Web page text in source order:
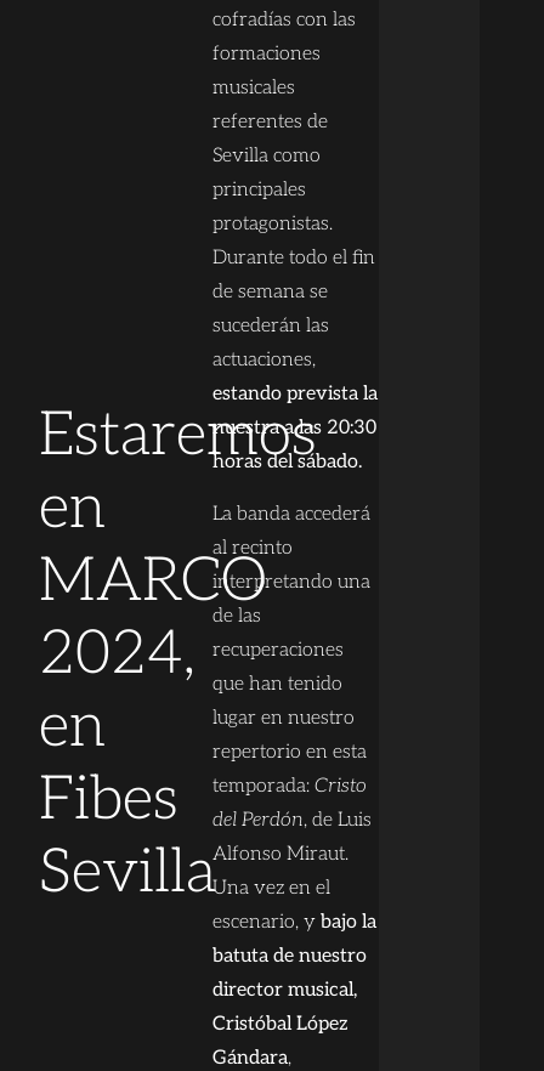
Estaremos
en
MARCO
2024,
en
Fibes
Sevilla
cofradías con las
formaciones
musicales
referentes de
Sevilla como
principales
protagonistas.
Durante todo el fin
de semana se
sucederán las
actuaciones,
estando prevista la
nuestra a las 20:30
horas del sábado.
La banda accederá
al recinto
interpretando una
de las
recuperaciones
que han tenido
lugar en nuestro
repertorio en esta
temporada: Cristo
del Perdón, de Luis
Alfonso Miraut.
Una vez en el
escenario, y bajo la
batuta de nuestro
director musical,
Cristóbal López
Gándara,